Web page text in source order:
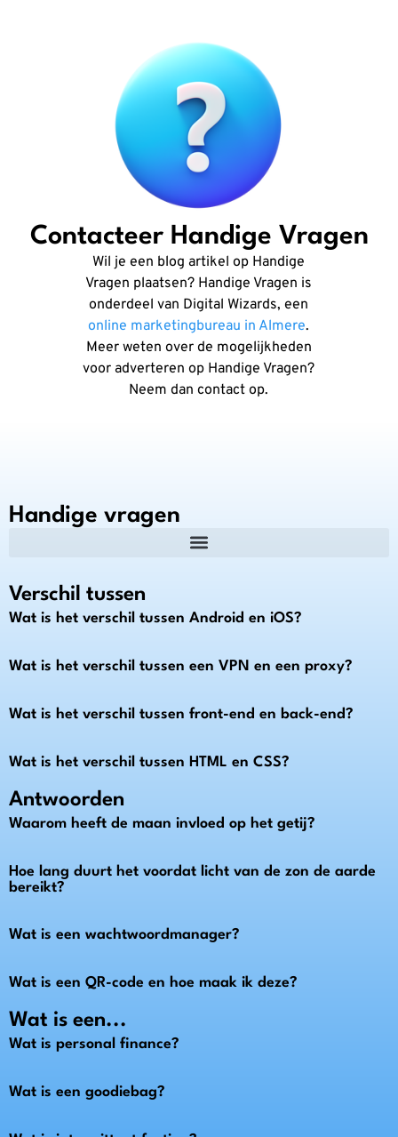
Contacteer Handige Vragen
Wil je een blog artikel op Handige
Vragen plaatsen? Handige Vragen is
onderdeel van Digital Wizards, een
online marketingbureau in Almere.
Meer weten over de mogelijkheden
voor adverteren op Handige Vragen?
Neem dan contact op.
Handige vragen
Verschil tussen
Wat is het verschil tussen Android en iOS?
Wat is het verschil tussen een VPN en een proxy?
Wat is het verschil tussen front-end en back-end?
Wat is het verschil tussen HTML en CSS?
Antwoorden
Waarom heeft de maan invloed op het getij?
Hoe lang duurt het voordat licht van de zon de aarde
bereikt?
Wat is een wachtwoordmanager?
Wat is een QR-code en hoe maak ik deze?
Wat is een...
Wat is personal finance?
Wat is een goodiebag?